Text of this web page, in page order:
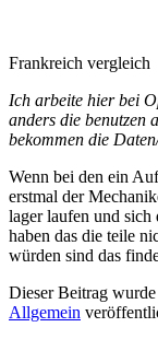
Frankreich vergleich
Ich arbeite hier bei
anders die benutzen
bekommen die
Wenn bei den ein
erstmal der
lager laufen und sich
haben das die teile
würden sind das
Dieser Beitrag
Allgemein